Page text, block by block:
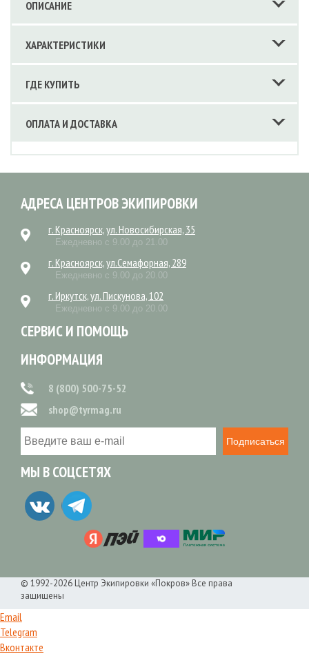
ОПИСАНИЕ
ХАРАКТЕРИСТИКИ
ГДЕ КУПИТЬ
ОПЛАТА И ДОСТАВКА
АДРЕСА ЦЕНТРОВ ЭКИПИРОВКИ
г. Красноярск, ул. Новосибирская, 35
Ежедневно с 9.00 до 21.00
г. Красноярск, ул.Семафорная, 289
Ежедневно с 9.00 до 20.00
г. Иркутск, ул. Пискунова, 102
Ежедневно с 9.00 до 20.00
СЕРВИС И ПОМОЩЬ
ИНФОРМАЦИЯ
8 (800) 500-75-52
shop@tyrmag.ru
Подписаться
МЫ В СОЦСЕТЯХ
© 1992-2026 Центр Экипировки «Покров» Все права
защищены
Email
Telegram
Вконтакте